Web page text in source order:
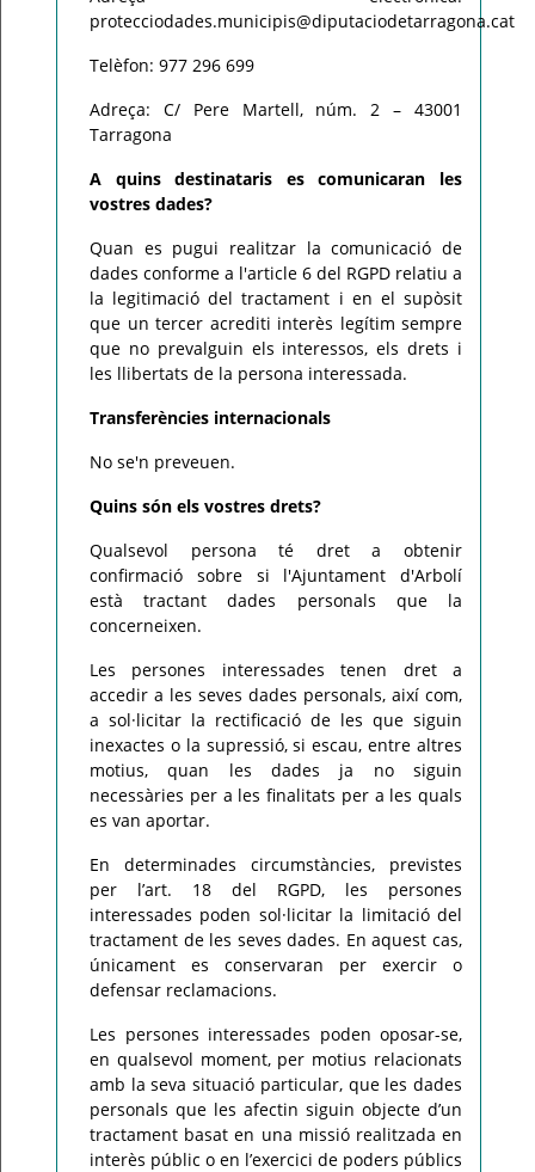
protecciodades.municipis@diputaciodetarragona.cat
Telèfon: 977 296 699
Adreça: C/ Pere Martell, núm. 2 – 43001
Tarragona
A quins destinataris es comunicaran les
vostres dades?
Quan es pugui realitzar la comunicació de
dades conforme a l'article 6 del RGPD relatiu a
la legitimació del tractament i en el supòsit
que un tercer acrediti interès legítim sempre
que no prevalguin els interessos, els drets i
les llibertats de la persona interessada.
Transferències internacionals
No se'n preveuen.
Quins són els vostres drets?
Qualsevol persona té dret a obtenir
confirmació sobre si l'Ajuntament d'Arbolí
està tractant dades personals que la
concerneixen.
Les persones interessades tenen dret a
accedir a les seves dades personals, així com,
a sol·licitar la rectificació de les que siguin
inexactes o la supressió, si escau, entre altres
motius, quan les dades ja no siguin
necessàries per a les finalitats per a les quals
es van aportar.
En determinades circumstàncies, previstes
per l’art. 18 del RGPD, les persones
interessades poden sol·licitar la limitació del
tractament de les seves dades. En aquest cas,
únicament es conservaran per exercir o
defensar reclamacions.
Les persones interessades poden oposar-se,
en qualsevol moment, per motius relacionats
amb la seva situació particular, que les dades
personals que les afectin siguin objecte d’un
tractament basat en una missió realitzada en
interès públic o en l’exercici de poders públics